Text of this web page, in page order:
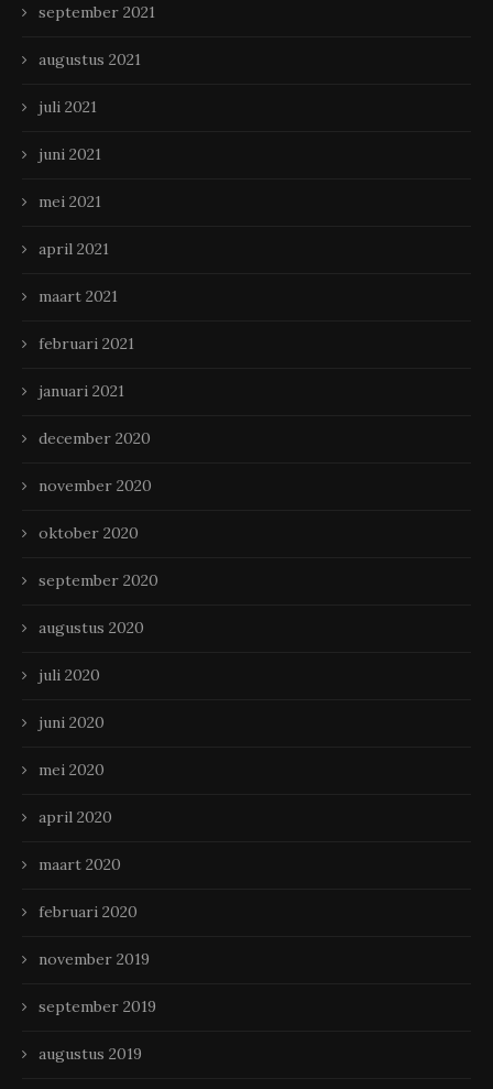
september 2021
augustus 2021
juli 2021
juni 2021
mei 2021
april 2021
maart 2021
februari 2021
januari 2021
december 2020
november 2020
oktober 2020
september 2020
augustus 2020
juli 2020
juni 2020
mei 2020
april 2020
maart 2020
februari 2020
november 2019
september 2019
augustus 2019